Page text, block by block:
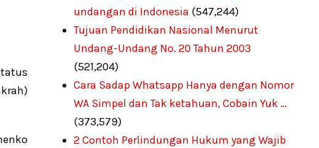
undangan di Indonesia (547,244)
Tujuan Pendidikan Nasional Menurut
Undang-Undang No. 20 Tahun 2003
(521,204)
Cara Sadap Whatsapp Hanya dengan Nomor
WA Simpel dan Tak ketahuan, Cobain Yuk …
(373,579)
2 Contoh Perlindungan Hukum yang Wajib